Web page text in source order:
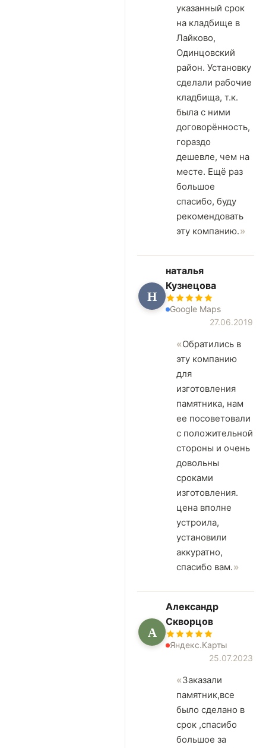
указанный срок
на кладбище в
Лайково,
Одинцовский
район. Установку
сделали рабочие
кладбища, т.к.
была с ними
договорённость,
гораздо
дешевле, чем на
месте. Ещё раз
большое
спасибо, буду
рекомендовать
эту компанию.
Н
наталья
Кузнецова
Google Maps
27.06.2019
Обратились в
эту компанию
для
изготовления
памятника, нам
ее посоветовали
с положительной
стороны и очень
довольны
сроками
изготовления.
цена вполне
устроила,
установили
аккуратно,
спасибо вам.
А
Александр
Скворцов
Яндекс.Карты
25.07.2023
Заказали
памятник,все
было сделано в
срок ,спасибо
большое за